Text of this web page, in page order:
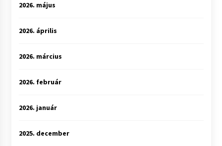
2026. május
2026. április
2026. március
2026. február
2026. január
2025. december